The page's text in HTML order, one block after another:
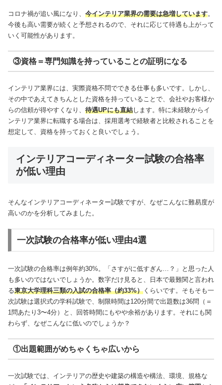
コロナ禍が追い風になり、 今インテリア業界の需要は急増しています。
今後も高い需要が続くと予想されるので、それに応じて待遇も上がって
いく可能性があります。
③資格＝専門知識を持っていることの証明になる
インテリア業界には、実際資格不問でできる仕事も多いです。しかし、
その中であえてきちんとした資格を持っていることで、会社やお客様か
らの信頼が得やすくなり、 待遇UPにも直結します。特に未経験からイ
ンテリア業界に転職する場合は、採用選考で経験者と比較されることを
想定して、資格を持っておくと良いでしょう。
インテリアコーディネーター試験の合格率
が低い理由
そんなインテリアコーディネーター試験ですが、なぜこんなに難易度が
高いのかを分析してみました。
一次試験の合格率が低い理由4選
一次試験の合格率は例年約30%。「さすがに低すぎん…？」と思った人
も多いのではないでしょうか。数字だけ見ると、日本で最難関と言われ
る東京大学理科三類の入試の合格率（約33%） くらいです。そもそも一
次試験は選択式の学科試験で、制限時間は120分間で出題数は36問（＝
1問あたり3〜4分）と、回答時間にもやや余裕があります。それにも関
わらず、なぜこんなに低いのでしょうか？
①出題範囲がめちゃくちゃ広いから
一次試験では、インテリアの歴史や建築の構造や構法、環境、規格な